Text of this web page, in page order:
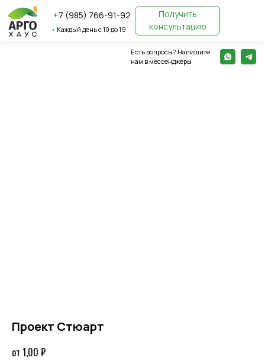
Получить
консультацию
+7 (985) 766-91-92
Каждый день с 10 до 19
Есть вопросы? Напишите
Проект Стюарт
1,00 ₽